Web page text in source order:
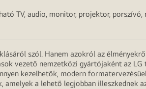
TV, audio, monitor, projektor,
szól. Hanem azokról az
vezető nemzetközi gyártójaként az LG
kezelhetők, modern
a lehető legjobban illeszkednek